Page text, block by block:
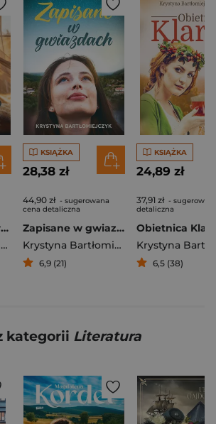
Dom na końcu drogi
Krystyna Bartłomiejczyk
KSIĄŻKA
28,38 zł
44,90 zł - sugerowana
cena detaliczna
Zapisane w gwiazdach
Krystyna Bartłomiejczyk
6,9 (21)
KSIĄŻKA
24,89 zł
37,91 zł -
detaliczna
Obietnica Klary
6,5 (38)
kategorii Literatura